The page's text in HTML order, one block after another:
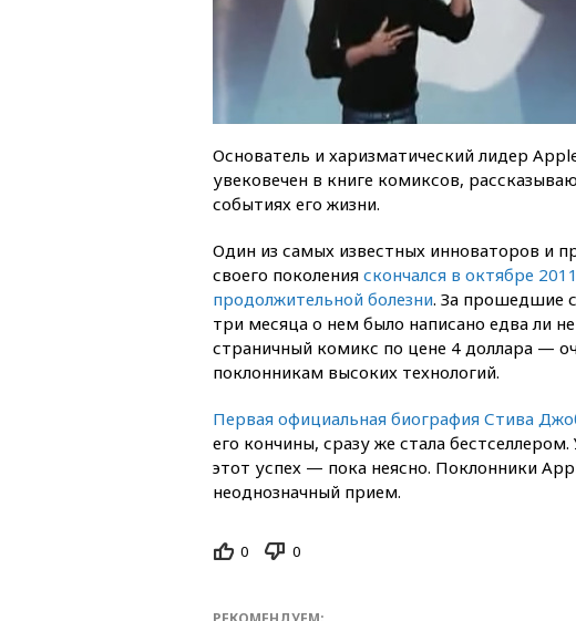
Основатель и харизматический лидер
увековечен в книге комиксов,
событиях его жизни.
Один из самых известных инноваторов и
своего поколения скончался в октябре
продолжительной болезни. За прошедшие
три месяца о нем было написано едва ли
страничный комикс по цене 4 доллара —
поклонникам высоких технологий.
Первая официальная биография Стива
его кончины, сразу же стала
этот успех — пока неясно. Поклонники
неоднозначный прием.
0 0